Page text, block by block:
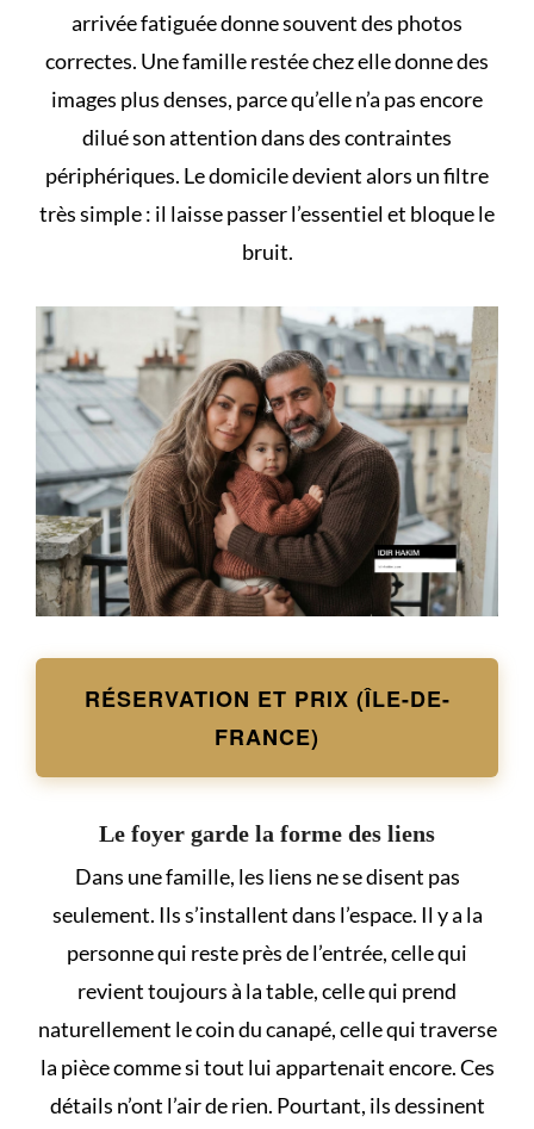
arrivée fatiguée donne souvent des photos
correctes. Une famille restée chez elle donne des
images plus denses, parce qu’elle n’a pas encore
dilué son attention dans des contraintes
périphériques. Le domicile devient alors un filtre
très simple : il laisse passer l’essentiel et bloque le
bruit.
RÉSERVATION ET PRIX (ÎLE-DE-
FRANCE)
Le foyer garde la forme des liens
Dans une famille, les liens ne se disent pas
seulement. Ils s’installent dans l’espace. Il y a la
personne qui reste près de l’entrée, celle qui
revient toujours à la table, celle qui prend
naturellement le coin du canapé, celle qui traverse
la pièce comme si tout lui appartenait encore. Ces
détails n’ont l’air de rien. Pourtant, ils dessinent